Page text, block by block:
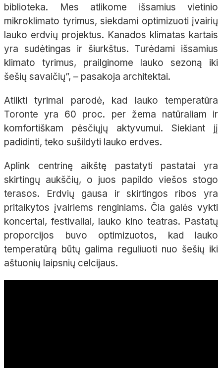
biblioteka.
Mes atlikome išsamius vietinio
mikroklimato tyrimus, siekdami optimizuoti įvairių
lauko erdvių projektus. Kanados klimatas kartais
yra sudėtingas ir šiurkštus. Turėdami išsamius
klimato tyrimus, prailginome lauko sezoną iki
šešių savaičių”, – pasakoja architektai.
Atlikti tyrimai parodė, kad lauko temperatūra
Toronte yra 60 proc. per žema natūraliam ir
komfortiškam pėsčiųjų aktyvumui. Siekiant jį
padidinti, teko sušildyti lauko erdves.
Aplink centrinę aikštę pastatyti pastatai yra
skirtingų aukščių, o juos papildo viešos stogo
terasos. Erdvių gausa ir skirtingos ribos yra
pritaikytos įvairiems renginiams. Čia galės vykti
koncertai, festivaliai, lauko kino teatras. Pastatų
proporcijos buvo optimizuotos, kad lauko
temperatūrą būtų galima reguliuoti nuo šešių iki
aštuonių laipsnių celcijaus.